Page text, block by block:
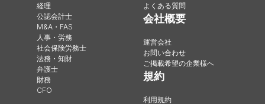
経理
公認会計士
M&A・FAS
人事・労務
社会保険労務士
法務・知財
弁護士
財務
CFO
よくある質問
会社概要
運営会社
お問い合わせ
ご掲載希望の企業様へ
規約
利用規約